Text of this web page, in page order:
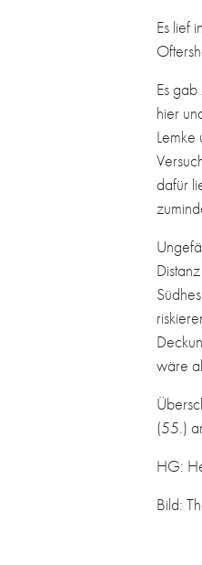
Es lief
Es
hier
dafür
wäre
(55.)
HG:
Bild: